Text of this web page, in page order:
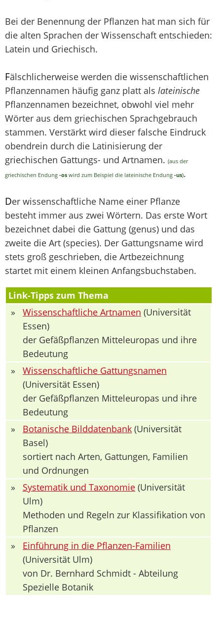
Bei der Benennung der Pflanzen hat man sich für
die alten Sprachen der Wissenschaft entschieden:
Latein und Griechisch.
Fälschlicherweise werden die wissenschaftlichen
Pflanzennamen häufig ganz platt als lateinische
Pflanzennamen bezeichnet, obwohl viel mehr
Wörter aus dem griechischen Sprachgebrauch
stammen. Verstärkt wird dieser falsche Eindruck
obendrein durch die Latinisierung der
griechischen Gattungs- und Artnamen. (aus der
griechischen Endung -os wird zum Beispiel die lateinische Endung -us).
Der wissenschaftliche Name einer Pflanze
besteht immer aus zwei Wörtern. Das erste Wort
bezeichnet dabei die Gattung (genus) und das
zweite die Art (species). Der Gattungsname wird
stets groß geschrieben, die Artbezeichnung
startet mit einem kleinen Anfangsbuchstaben.
Link-Tipps zum Thema
»
Wissenschaftliche Artnamen (Universität
Essen)
der Gefäßpflanzen Mitteleuropas und ihre
Bedeutung
»
Wissenschaftliche Gattungsnamen
(Universität Essen)
der Gefäßpflanzen Mitteleuropas und ihre
Bedeutung
»
Botanische Bilddatenbank (Universität
Basel)
sortiert nach Arten, Gattungen, Familien
und Ordnungen
»
Systematik und Taxonomie (Universität
Ulm)
Methoden und Regeln zur Klassifikation von
Pflanzen
»
Einführung in die Pflanzen-Familien
(Universität Ulm)
von Dr. Bernhard Schmidt - Abteilung
Spezielle Botanik